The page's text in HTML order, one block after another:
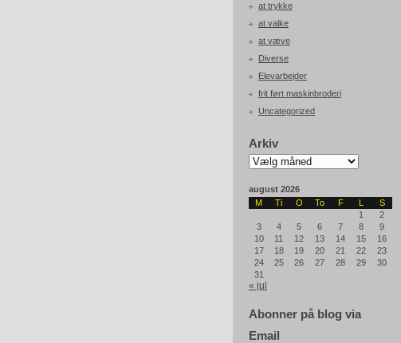
at trykke
at valke
at væve
Diverse
Elevarbejder
frit ført maskinbroderi
Uncategorized
Arkiv
Arkiv
august 2026
M
Ti O To F L
S
1
2
3
4 5 6 7 8
9
10
11 12 13 14 15
16
17
18 19 20 21 22
23
24
25 26 27 28 29
30
31
« jul
Abonner på blog via
Email